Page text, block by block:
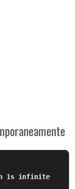
in 1s infinite